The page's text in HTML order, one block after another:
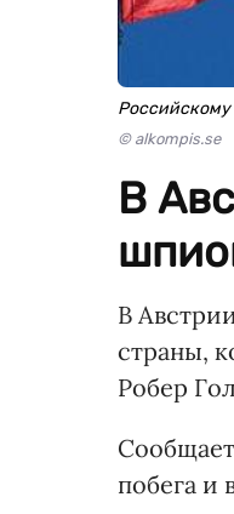
Российскому
© alkompis.se
В
В
страны,
Робер
побега и